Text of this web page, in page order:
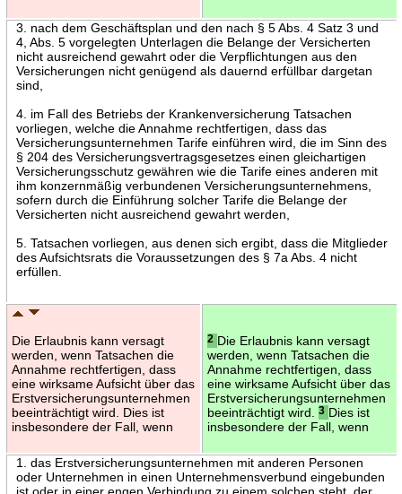
3. nach dem Geschäftsplan und den nach § 5 Abs. 4 Satz 3 und
4, Abs. 5 vorgelegten Unterlagen die Belange der Versicherten
nicht ausreichend gewahrt oder die Verpflichtungen aus den
Versicherungen nicht genügend als dauernd erfüllbar dargetan
sind,
4. im Fall des Betriebs der Krankenversicherung Tatsachen
vorliegen, welche die Annahme rechtfertigen, dass das
Versicherungsunternehmen Tarife einführen wird, die im Sinn des
§ 204 des Versicherungsvertragsgesetzes einen gleichartigen
Versicherungsschutz gewähren wie die Tarife eines anderen mit
ihm konzernmäßig verbundenen Versicherungsunternehmens,
sofern durch die Einführung solcher Tarife die Belange der
Versicherten nicht ausreichend gewahrt werden,
5. Tatsachen vorliegen, aus denen sich ergibt, dass die Mitglieder
des Aufsichtsrats die Voraussetzungen des § 7a Abs. 4 nicht
erfüllen.
Die Erlaubnis kann versagt
werden, wenn Tatsachen die
Annahme rechtfertigen, dass
eine wirksame Aufsicht über das
Erstversicherungsunternehmen
beeinträchtigt wird. Dies ist
insbesondere der Fall, wenn
2 Die Erlaubnis kann versagt
werden, wenn Tatsachen die
Annahme rechtfertigen, dass
eine wirksame Aufsicht über das
Erstversicherungsunternehmen
beeinträchtigt wird.
3 Dies ist
insbesondere der Fall, wenn
1. das Erstversicherungsunternehmen mit anderen Personen
oder Unternehmen in einen Unternehmensverbund eingebunden
ist oder in einer engen Verbindung zu einem solchen steht, der